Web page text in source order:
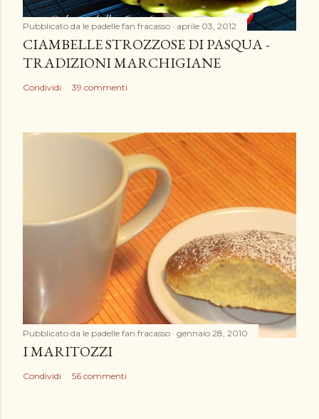
Pubblicato da le padelle fan fracasso aprile 03, 2012
CIAMBELLE STROZZOSE DI PASQUA -
TRADIZIONI MARCHIGIANE
Condividi 39 commenti
Pubblicato da le padelle fan fracasso gennaio 28, 2010
I MARITOZZI
Condividi 56 commenti